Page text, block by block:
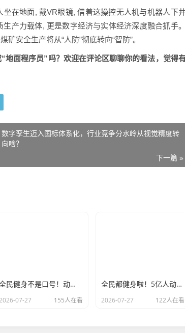
在地面, 戴VR眼镜, 借着这操控无人机与机器人下井
产力载体, 更是数字经济与实体经济深度融合抓手。
安全生产将从“人防”彻底转向“智防”。
地面程序员”吗？欢迎在评论区聊聊你的看法，觉得
数字孪生迈入国标体系化，行业竞争分水岭从视觉精度转
向啥？
下一篇 »
全民健身不是口号！动起来，别让身体拖累你的幸福人生
07-27 155人在看
全民都健身啦！5亿人动起来，咱的健康生活还会远吗？
2026-07-27 122人在看